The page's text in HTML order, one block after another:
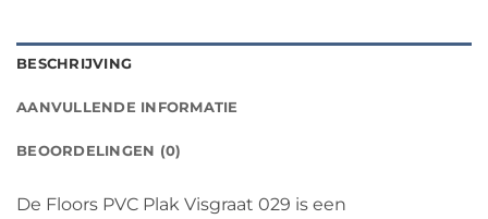
BESCHRIJVING
AANVULLENDE INFORMATIE
BEOORDELINGEN (0)
De Floors PVC Plak Visgraat 029 is een